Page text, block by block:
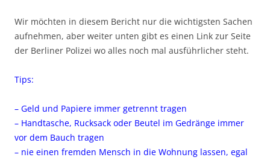
Wir möchten in diesem Bericht nur die wichtigsten Sachen
aufnehmen, aber weiter unten gibt es einen Link zur Seite
der Berliner Polizei wo alles noch mal ausführlicher steht.
Tips:
– Geld und Papiere immer getrennt tragen
– Handtasche, Rucksack oder Beutel im Gedränge immer
vor dem Bauch tragen
– nie einen fremden Mensch in die Wohnung lassen, egal